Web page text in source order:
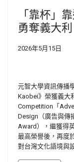
「靠杯」
勇奪義大
2026年5月15日
元智大學資訊傳播
Kaobei》榮獲義大
Competition 「
Design （廣告與
Award），繼獲得
最高榮譽後，再度
對台灣文化語境與